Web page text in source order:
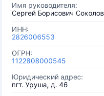
Имя руководителя:
Сергей Борисович Соколов
ИНН:
2826006553
ОГРН:
1122808000545
Юридический адрес:
пгт. Уруша, д. 46